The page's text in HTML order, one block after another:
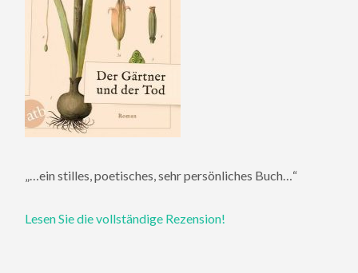
„…ein stilles, poetisches, sehr persönliches Buch…“
Lesen Sie die vollständige Rezension!